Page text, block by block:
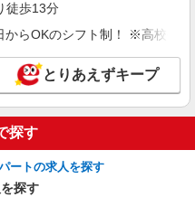
詳細を見る
草薙駅前 （静岡県静岡市清水区
徒歩13分
からOKのシフト制！ ※高校生
とりあえずキープ
探す
ートの求人を探す
探す